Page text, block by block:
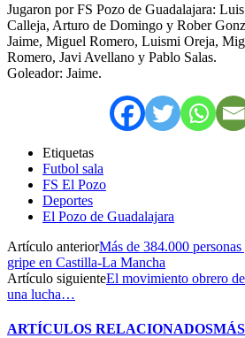
Jugaron por FS Pozo de Guadalajara:
Calleja, Arturo de Domingo y Rober
Jaime, Miguel Romero, Luismi Oreja,
Romero, Javi Avellano y Pablo Salas.
Goleador: Jaime.
Etiquetas
Futbol sala
FS El Pozo
Deportes
El Pozo de Guadalajara
Artículo anteriorMás de 384.000
gripe en Castilla-La Mancha
Artículo siguienteEl movimiento obrero
una lucha…
ARTÍCULOS RELACIONADOS